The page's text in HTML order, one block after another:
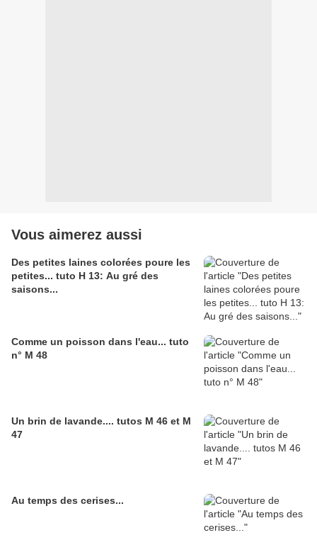
Vous aimerez aussi
Des petites laines colorées poure les
petites... tuto H 13: Au gré des
saisons...
Comme un poisson dans l'eau... tuto
n° M 48
Un brin de lavande.... tutos M 46 et M
47
Au temps des cerises...